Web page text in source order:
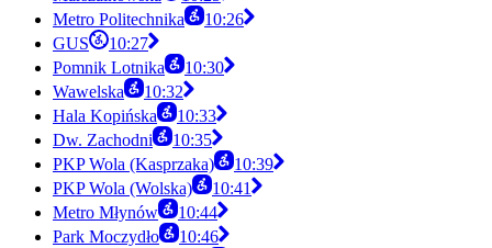
Metro Politechnika
10:26
GUS
10:27
Pomnik Lotnika
10:30
Wawelska
10:32
Hala Kopińska
10:33
Dw. Zachodni
10:35
PKP Wola (Kasprzaka)
10:39
PKP Wola (Wolska)
10:41
Metro Młynów
10:44
Park Moczydło
10:46